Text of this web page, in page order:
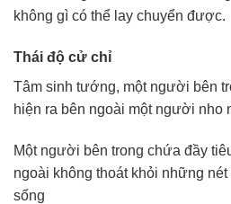
không gì có thể lay chuyển được.
Thái độ cử chỉ
Tâm sinh tướng, một người bên
hiện ra bên ngoài một người nho
Một người bên trong chứa đầy
ngoài không thoát khỏi những
sống